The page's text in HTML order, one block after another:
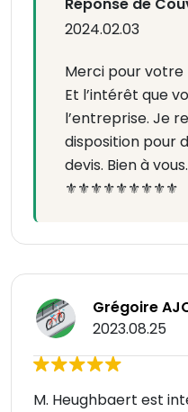
Réponse de
2024.02.03
Merci pour
Et l’intérêt que
l’entreprise. Je
disposition pour
devis. Bien à
⚜️⚜️⚜️⚜️⚜️⚜️⚜️⚜️⚜️
Grégoire
2023.08.25
M. Heughbaert est